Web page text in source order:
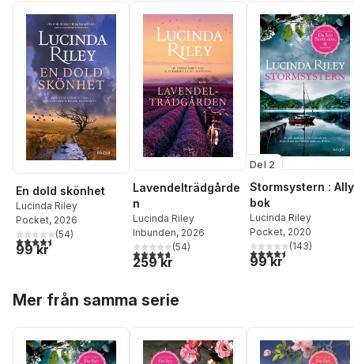
En dold skönhet
Lucinda Riley
Pocket, 2026
4,5utav 5 stjärnor. Totalt antal röster:
(54)
99 kr
Lavendelträdgårde
n
Lucinda Riley
Inbunden, 2026
4,7utav 5 stjärnor. Totalt antal röster:
(54)
259 kr
Del 2
Stormsystern :
bok
Lucinda Riley
Pocket, 2020
4,5utav 5 stjärnor.
(143)
99 kr
Mer från samma serie